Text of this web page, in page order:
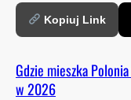
Kopiuj Link
Gdzie mieszka
w 2026